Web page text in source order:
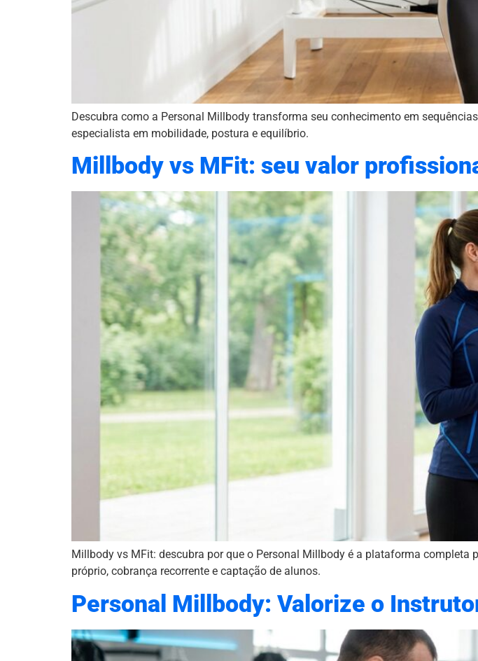
Descubra como a Personal Millbody transforma seu conhecimento em
especialista em mobilidade, postura e equilíbrio.
Millbody vs MFit: seu valor
Millbody vs MFit: descubra por que o Personal Millbody é a plataforma completa
próprio, cobrança recorrente e captação de alunos.
Personal Millbody: Valorize o